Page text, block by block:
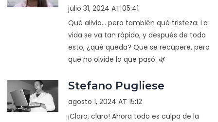
julio 31, 2024 AT 05:41
Qué alivio... pero también qué tristeza. La
vida se va tan rápido, y después de todo
esto, ¿qué queda? Que se recupere, pero
que no olvide lo que pasó. 🌿
Stefano Pugliese
agosto 1, 2024 AT 15:12
¡Claro, claro! Ahora todo es culpa de la